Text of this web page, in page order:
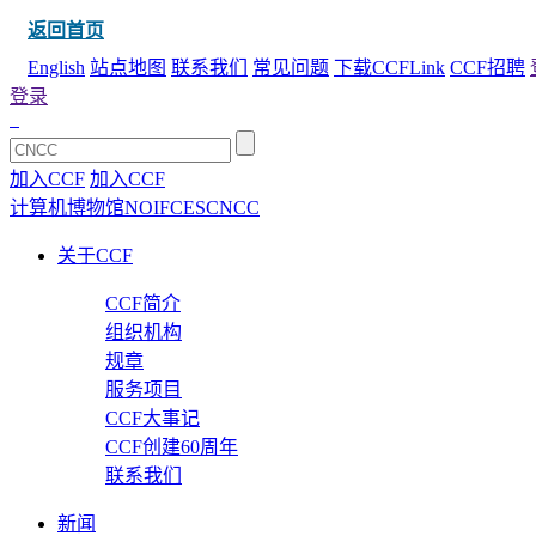
返回首页
English 站点地图 联系我们 常见问题 下载CCFLink CCF招聘
登录
加入CCF 加入CCF
计算机博物馆NOIFCESCNCC
关于CCF
CCF简介
组织机构
规章
服务项目
CCF大事记
CCF创建60周年
联系我们
新闻